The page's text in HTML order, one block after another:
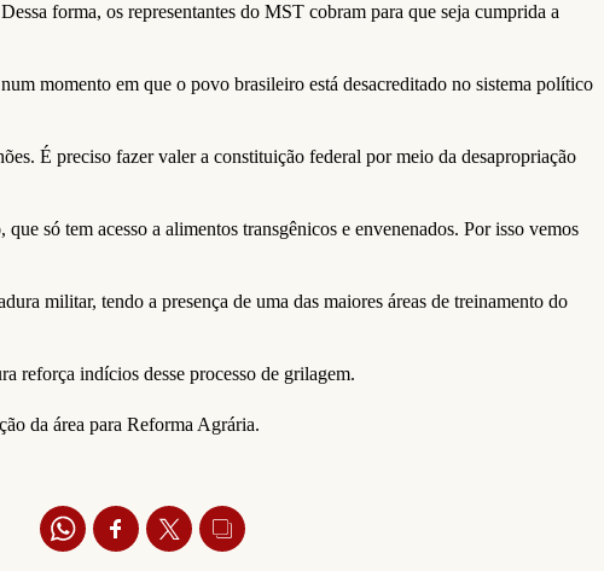
forma, os representantes do MST cobram para que seja cumprida a
momento em que o povo brasileiro está desacreditado no sistema político
É preciso fazer valer a constituição federal por meio da desapropriação
só tem acesso a alimentos transgênicos e envenenados. Por isso vemos
militar, tendo a presença de uma das maiores áreas de treinamento do
reforça indícios desse processo de grilagem.
da área para Reforma Agrária.